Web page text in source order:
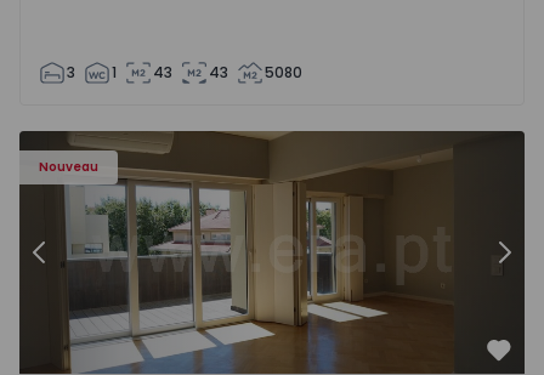
3 1 43 43 5080
Nouveau
Appartement T3 Porto, Foz - 1536983 - 12
Précédent